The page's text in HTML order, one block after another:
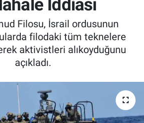
İddiası
Filosu, İsrail ordusunun
filodaki tüm teknelere
aktivistleri alıkoyduğunu
açıkladı.